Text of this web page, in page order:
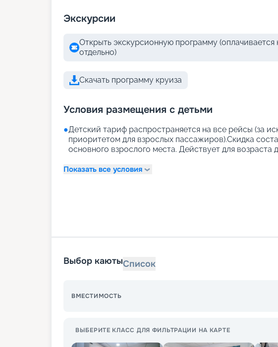
Экскурсии
Открыть экскурсионную программу (оплачивается
отдельно)
Скачать программу круиза
Условия размещения с детьми
●Детский тариф распространяется на все рейсы (за
приоритетом для взрослых пассажиров).Скидка
основного взрослого места. Действует для возраста
Показать все условия
Выбор каютыСписок
ВМЕСТИМОСТЬ
ВЫБЕРИТЕ КЛАСС ДЛЯ ФИЛЬТРАЦИИ НА КАРТЕ